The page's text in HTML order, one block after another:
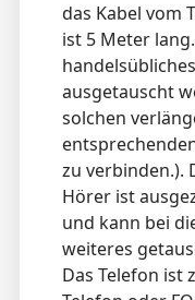
das Kabel vom
ist 5 Meter
ausgetauscht
solchen
zu verbinden.).
Hörer ist
und kann bei
weiteres
Das Telefon ist